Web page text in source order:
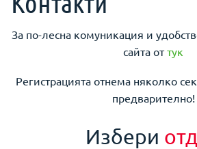
За по-лесна комуникация и
сайта оттук
Регистрацията отнема няколко
предварително!
Избери